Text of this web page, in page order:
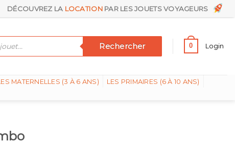
DÉCOUVREZ LA LOCATION PAR LES JOUETS VOYAGEURS
Rechercher 0 Login
MATERNELLES (3 À 6 ANS)
LES PRIMAIRES (6 À 10 ANS)